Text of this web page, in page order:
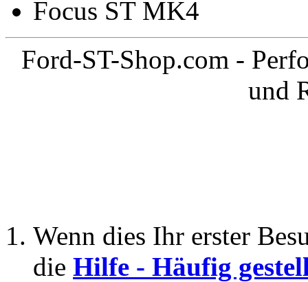
Focus ST MK4
Ford-ST-Shop.com -
und
Wenn dies Ihr erster
die Hilfe - Häufig